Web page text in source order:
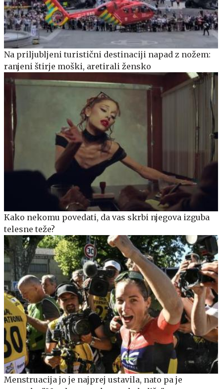
Na priljubljeni turistični destinaciji napad z nožem:
ranjeni štirje moški, aretirali žensko
Kako nekomu povedati, da vas skrbi njegova izguba
telesne teže?
Menstruacija jo je najprej ustavila, nato pa je